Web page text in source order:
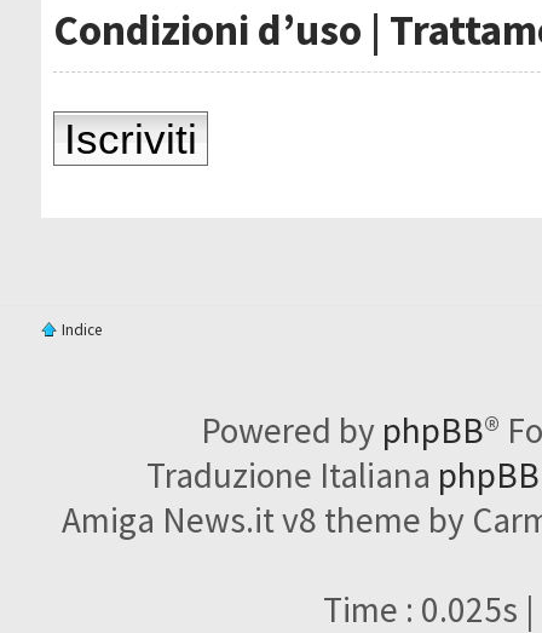
Condizioni d’uso |
Iscriviti
Indice
Powered by phpBB®
Traduzione Italiana
Amiga News.it v8 theme by
Time : 0.025s